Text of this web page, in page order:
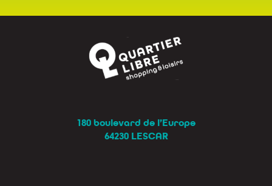
180 boulevard de l’Europe
64230 LESCAR